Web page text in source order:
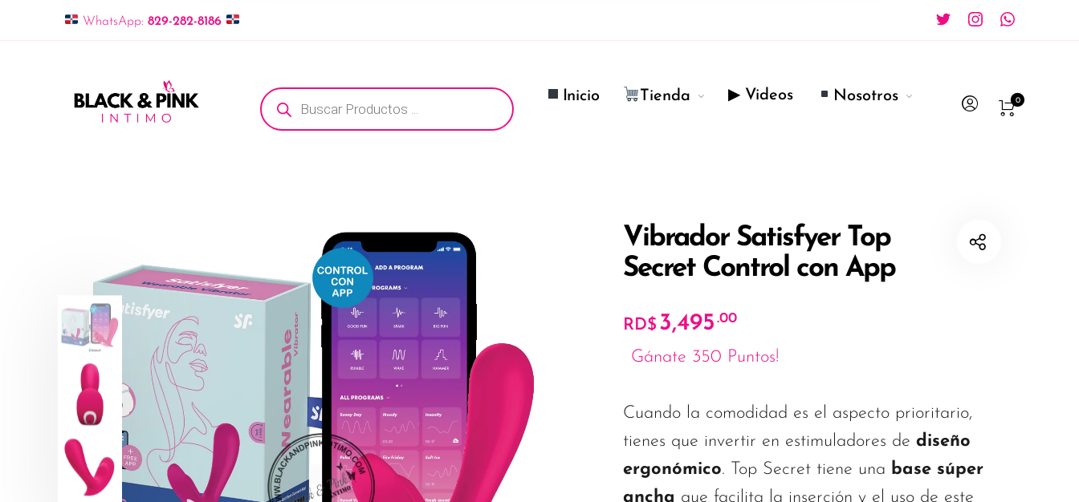
WhatsApp: 829-282-8186
Búsqueda de productos Inicio Tienda ▶ Videos Nosotros 0
Vibrador Satisfyer Top
Secret Control con App
RD$ 3,495 .00
Gánate 350 Puntos!
Cuando la comodidad es el aspecto prioritario,
tienes que invertir en estimuladores de diseño
ergonómico. Top Secret tiene una base súper
ancha que facilita la inserción y el uso de este